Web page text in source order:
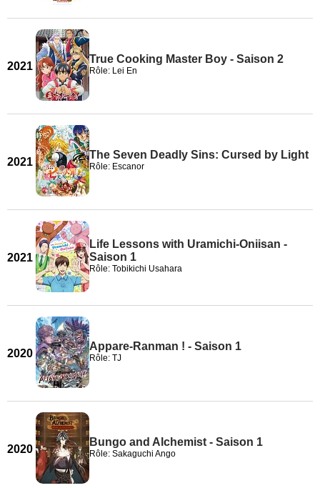
2021
True Cooking Master Boy - Saison 2
Rôle: Lei En
2021
The Seven Deadly Sins: Cursed by Light
Rôle: Escanor
2021
Life Lessons with Uramichi-Oniisan -
Saison 1
Rôle: Tobikichi Usahara
2020
Appare-Ranman ! - Saison 1
Rôle: TJ
2020
Bungo and Alchemist - Saison 1
Rôle: Sakaguchi Ango